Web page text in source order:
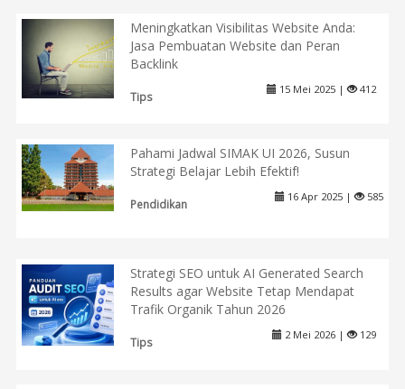
Meningkatkan Visibilitas Website Anda:
Jasa Pembuatan Website dan Peran
Backlink
Tips
15 Mei 2025 | 412
Pahami Jadwal SIMAK UI 2026, Susun
Strategi Belajar Lebih Efektif!
Pendidikan
16 Apr 2025 | 585
Strategi SEO untuk AI Generated Search
Results agar Website Tetap Mendapat
Trafik Organik Tahun 2026
Tips
2 Mei 2026 | 129